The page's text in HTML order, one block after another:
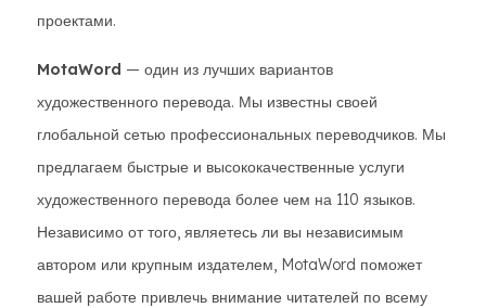
проектами.
MotaWord — один из лучших вариантов
художественного перевода. Мы известны своей
глобальной сетью профессиональных переводчиков. Мы
предлагаем быстрые и высококачественные услуги
художественного перевода более чем на 110 языков.
Независимо от того, являетесь ли вы независимым
автором или крупным издателем, MotaWord поможет
вашей работе привлечь внимание читателей по всему